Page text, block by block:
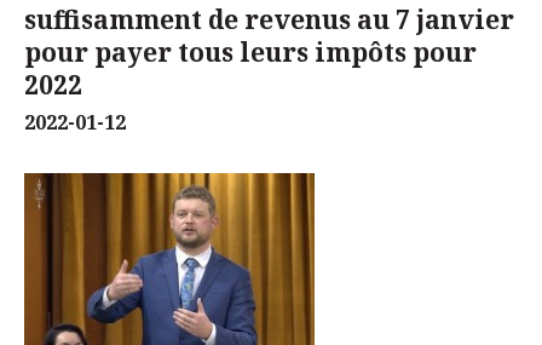
suffisamment de revenus au 7 janvier
pour payer tous leurs impôts pour
2022
2022-01-12